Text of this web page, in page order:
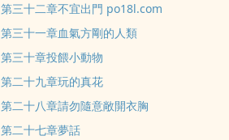
第三十二章不宜出門 po18l.com
第三十一章血氣方剛的人類
第三十章投餵小動物
第二十九章玩的真花
第二十八章請勿隨意敞開衣胸
第二十七章夢話